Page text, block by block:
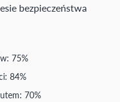
bezpieczeństwa
75%
84%
70%